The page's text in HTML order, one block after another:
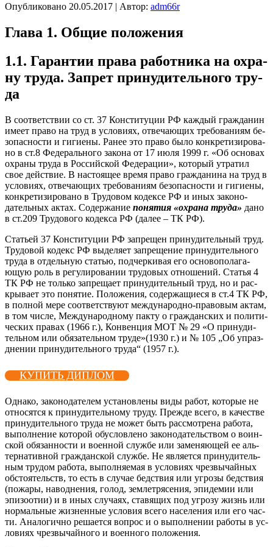
Опубликовано 20.05.2017 | Автор: adm66r
Гла­ва 1. Об­щие по­ложе­ния
1.1. Га­ран­тии пра­ва ра­бот­ни­ка на ох­ра­
ну тру­да. Зап­рет при­нуди­тель­но­го тру­
да
В со­от­ветс­твии со ст. 37 Кон­сти­туции РФ каж­дый граж­да­нин
име­ет пра­во на труд в ус­ло­ви­ях, от­ве­ча­ющих тре­бова­ни­ям бе­
зопас­ности и ги­ги­ены. Ра­нее это пра­во бы­ло кон­кре­тизи­рова­
но в ст.8 Фе­дераль­но­го за­кона от 17 и­юля 1999 г. «Об ос­но­вах
ох­ра­ны тру­да в Рос­сий­ской Фе­дера­ции», ко­торый ут­ра­тил
свое дей­ствие. В нас­то­ящее вре­мя пра­во граж­да­нина на труд в
ус­ло­ви­ях, от­ве­ча­ющих тре­бова­ни­ям бе­зопас­ности и ги­ги­ены,
кон­кре­тизи­рова­но в Тру­довом ко­дек­се РФ и иных за­коно­
датель­ных ак­тах. Со­дер­жа­ние по­нятия «ох­ра­на тру­да» да­но
в ст.209 Тру­дово­го ко­дек­са РФ (да­лее – ТК РФ).
Стать­ей 37 Кон­сти­туции РФ зап­ре­щен при­нуди­тель­ный труд.
Тру­довой ко­декс РФ вы­деля­ет зап­ре­щение при­нуди­тель­но­го
тру­да в от­дель­ную статью, под­черки­вая его ос­но­вопо­лага­
ющую роль в ре­гули­рова­нии тру­довых от­но­шений. Статья 4
ТК РФ не толь­ко зап­ре­ща­ет при­нуди­тель­ный труд, но и рас­
кры­ва­ет это по­нятие. По­ложе­ния, со­дер­жа­щи­еся в ст.4 ТК РФ,
в пол­ной ме­ре со­от­ветс­тву­ют меж­ду­народ­но-пра­вовым ак­там,
в том чис­ле, Меж­ду­народ­но­му пак­ту о граж­дан­ских и по­лити­
чес­ких пра­вах (1966 г.), Кон­венция МОТ № 29 «О при­нуди­
тель­ном или обя­затель­ном тру­де»(1930 г.) и № 105 „Об уп­раз­
дне­нии при­нуди­тель­но­го тру­да“ (1957 г.).
КУПИТЬ ДИПЛОМ
Од­на­ко, за­коно­дате­лем ус­та­нов­ле­ны ви­ды ра­бот, ко­торые не
от­но­сят­ся к при­нуди­тель­но­му тру­ду. Преж­де все­го, в ка­чес­тве
при­нуди­тель­но­го тру­да не мо­жет быть рас­смот­ре­на ра­бота,
вы­пол­не­ние ко­торой обус­ловле­но за­коно­датель­ством о во­ин­
ской обя­зан­ности и во­ен­ной служ­бе или за­меня­ющей ее аль­
тер­на­тив­ной граж­дан­ской служ­бе. Не яв­ля­ет­ся при­нуди­тель­
ным тру­дом ра­бота, вы­пол­ня­емая в ус­ло­ви­ях чрез­вы­чай­ных
об­сто­ятель­ств, то есть в слу­чае бедс­твия или уг­ро­зы бедс­твия
(по­жары, на­вод­не­ния, го­лод, зем­летря­сения, эпи­демии или
эпи­зо­отии) и в иных слу­ча­ях, ста­вящих под уг­ро­зу жизнь или
нор­маль­ные жиз­ненные ус­ло­вия все­го на­селе­ния или его час­
ти. Ана­логич­но ре­ша­ет­ся воп­рос и о вы­пол­не­нии ра­боты в ус­
ло­ви­ях чрез­вы­чай­но­го и во­ен­но­го по­ложе­ния.